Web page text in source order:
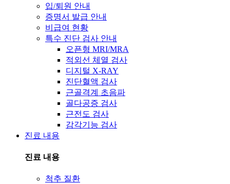
입/퇴원 안내
증명서 발급 안내
비급여 현황
특수 진단 검사 안내
오픈형 MRI/MRA
적외선 체열 검사
디지털 X-RAY
진단혈액 검사
근골격계 초음파
골다공증 검사
근전도 검사
감각기능 검사
진료 내용
진료 내용
척추 질환